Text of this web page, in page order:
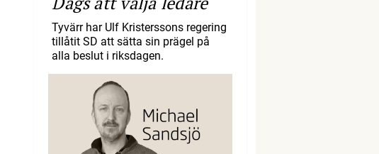
Tyvärr har Ulf Kristerssons regering
tillåtit SD att sätta sin prägel på
alla beslut i riksdagen.